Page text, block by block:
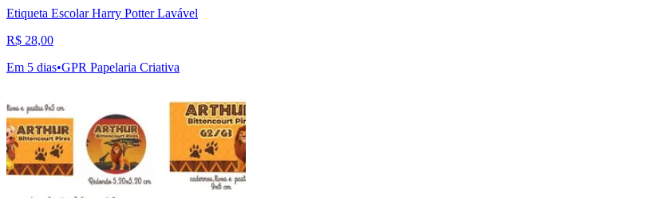
Etiqueta Escolar Harry Potter Lavável
R$ 28,00
Em 5 dias•GPR Papelaria Criativa